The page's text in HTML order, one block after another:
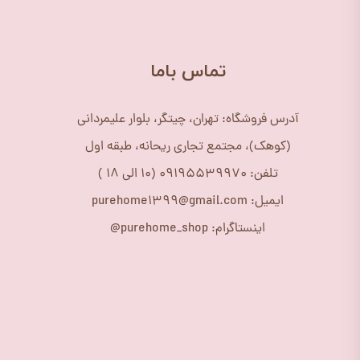
​تماس باما
آدرس فروشگاه: تهران، چیتگر، بلوار علیمردانی
(کوهک)، مجتمع تجاری ریحانه، طبقه اول
تلفن: 09195539970 (10 الی 18 )
ایمیل: purehome1399@gmail.com
اینستاگرام: purehome_shop@